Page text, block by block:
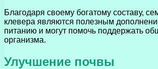
Благодаря своему богатому составу,
клевера являются полезным
питанию и могут помочь поддержать
организма.
Улучшение почвы